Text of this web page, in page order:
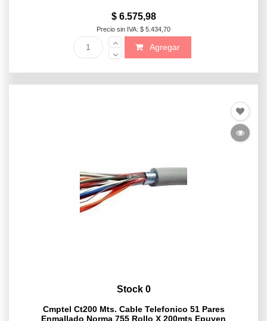
$ 6.575,98
Precio sin IVA: $ 5.434,70
Agregar
Stock 0
Cmptel Ct200 Mts. Cable Telefonico 51 Pares
Enmallado Norma 755 Rollo X 200mts Epuyen